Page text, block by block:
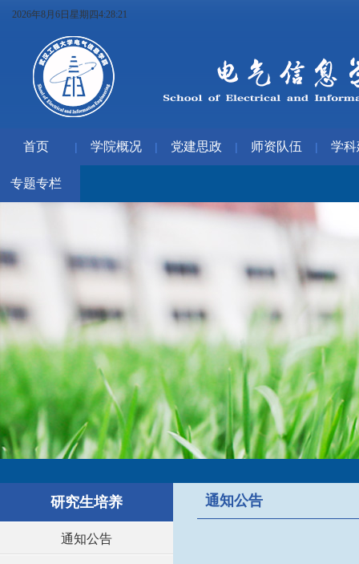
2026年8月6日星期四4:28:21
首页 | 学院概况 | 党建思政 | 师资队伍 | 学
专题专栏
研究生培养
通知公告
通知公告